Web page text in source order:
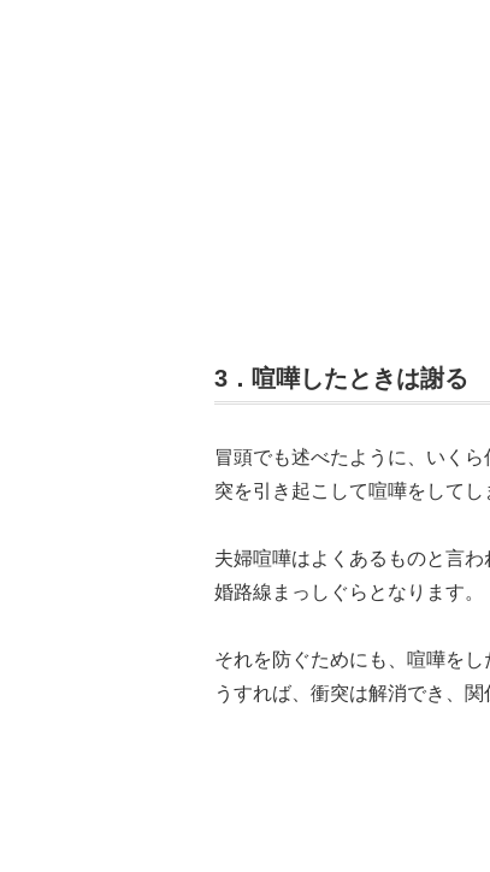
3．喧嘩したときは謝る
冒頭でも述べたように、いく
突を引き起こして喧嘩をしてし
夫婦喧嘩はよくあるものと言
婚路線まっしぐらとなります。
それを防ぐためにも、喧嘩を
うすれば、衝突は解消でき、